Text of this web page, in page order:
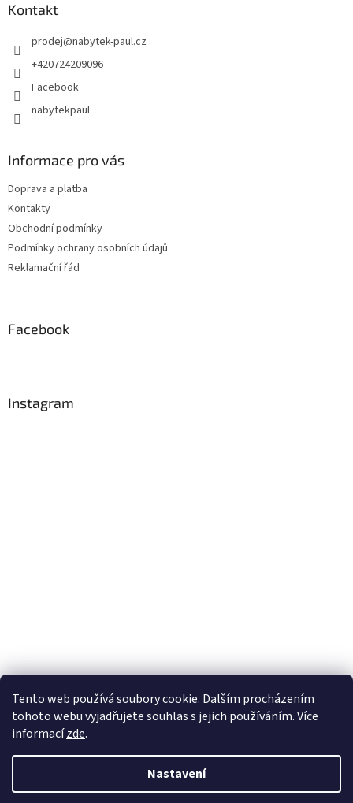
Tento web používá soubory cookie. Dalším procházením
tohoto webu vyjadřujete souhlas s jejich používáním. Více
informacízde.
Nastavení
Kontakt
prodej@nabytek-paul.cz
+420724209096
Facebook
nabytekpaul
Informace pro vás
Doprava a platba
Kontakty
Obchodní podmínky
Podmínky ochrany osobních údajů
Reklamační řád
Facebook
Instagram